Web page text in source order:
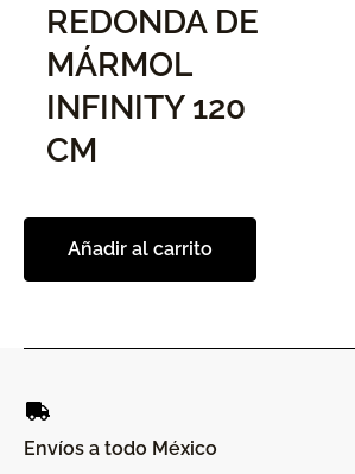
REDONDA DE
MÁRMOL
INFINITY 120
CM
Añadir al carrito
Envíos a todo México